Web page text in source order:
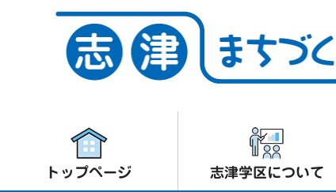
トップページ 志津学区について